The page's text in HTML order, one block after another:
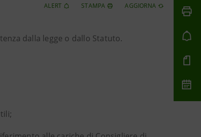
ALERT STAMPA AGGIORNA
dalla legge o dallo Statuto.